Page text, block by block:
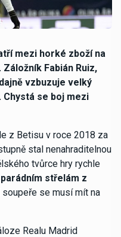
mezi horké zboží na
Fabián Ruiz,
vzbuzuje velký
Chystá se boj mezi
z Betisu v roce 2018 za
stal nenahraditelnou
tvůrce hry rychle
parádním střelám z
se musí mít na
Realu Madrid